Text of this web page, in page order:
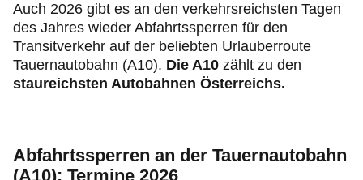
Auch 2026 gibt es an den verkehrsreichsten Tagen
des Jahres wieder Abfahrtssperren für den
Transitverkehr auf der beliebten Urlauberroute
Tauernautobahn (A10). Die A10 zählt zu den
staureichsten Autobahnen Österreichs.
Abfahrtssperren an der Tauernautobahn
(A10): Termine 2026